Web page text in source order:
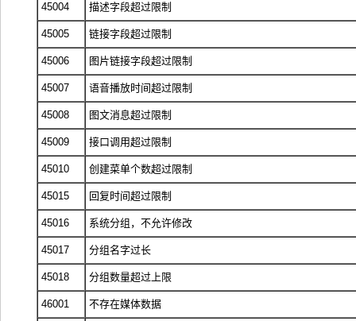
45004 描述字段超过限制
45005 链接字段超过限制
45006 图片链接字段超过限制
45007 语音播放时间超过限制
45008 图文消息超过限制
45009 接口调用超过限制
45010 创建菜单个数超过限制
45015 回复时间超过限制
45016 系统分组，不允许修改
45017 分组名字过长
45018 分组数量超过上限
46001 不存在媒体数据